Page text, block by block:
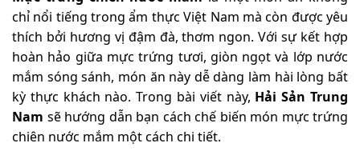
chỉ nổi tiếng trong ẩm thực Việt Nam mà còn được yêu
thích bởi hương vị đậm đà, thơm ngon. Với sự kết hợp
hoàn hảo giữa mực trứng tươi, giòn ngọt và lớp nước
mắm sóng sánh, món ăn này dễ dàng làm hài lòng bất
kỳ thực khách nào. Trong bài viết này, Hải Sản Trung
Nam sẽ hướng dẫn bạn cách chế biến món mực trứng
chiên nước mắm một cách chi tiết.